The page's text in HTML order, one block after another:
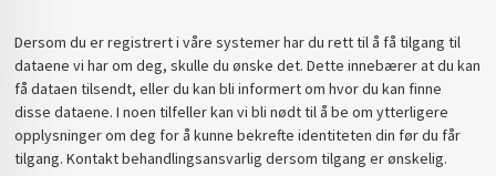
Dersom du er registrert i våre systemer har du rett til å få tilgang til
dataene vi har om deg, skulle du ønske det. Dette innebærer at du kan
få dataen tilsendt, eller du kan bli informert om hvor du kan finne
disse dataene. I noen tilfeller kan vi bli nødt til å be om ytterligere
opplysninger om deg for å kunne bekrefte identiteten din før du får
tilgang. Kontakt behandlingsansvarlig dersom tilgang er ønskelig.